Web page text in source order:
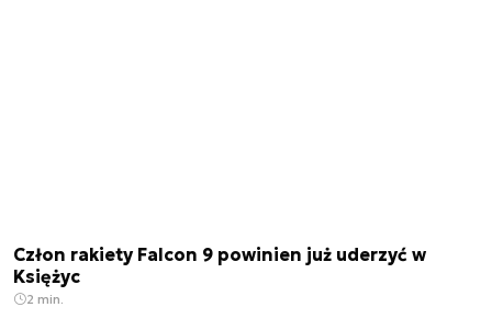
Człon rakiety Falcon 9 powinien już uderzyć w
Księżyc
2 min.